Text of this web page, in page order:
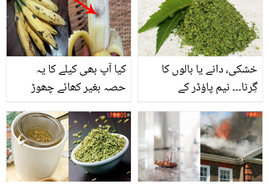
بھی نہیں جانتے ہوں گے
اور سستے میں جان
چھڑائیں
کیا آپ بھی کیلے کا یہ
حصہ بغیر کھائے چھوڑ
دیتے ہیں؟ جانیں اس کے
بارے میں وہ دلچسپ
معلومات جو بہت کم لوگ
جانتے ہیں
خشکی، دانے یا بالوں کا
گِرنا۔۔۔ نیم پاؤڈر کے
استعمال سے کریں کئی
مسائل کا آسان جانیں اس
کا استعمال اور حیرت انگیز
فوائد